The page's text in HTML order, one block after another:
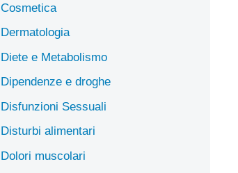
Cosmetica
Dermatologia
Diete e Metabolismo
Dipendenze e droghe
Disfunzioni Sessuali
Disturbi alimentari
Dolori muscolari